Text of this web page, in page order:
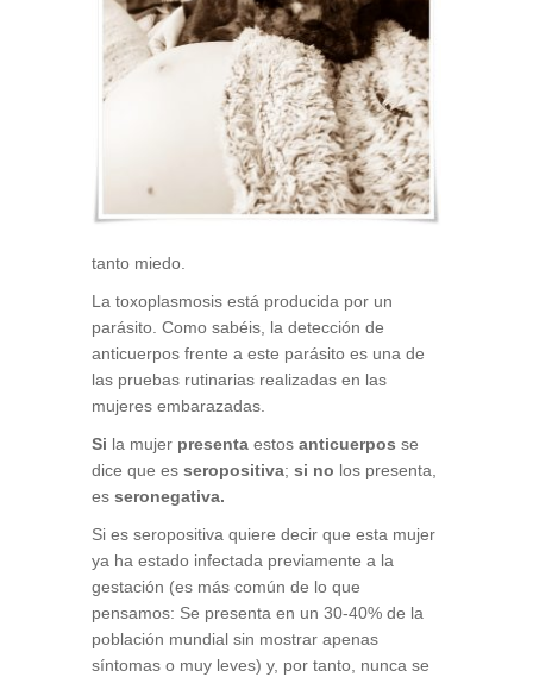
tanto miedo.
La toxoplasmosis está producida por un
parásito. Como sabéis, la detección de
anticuerpos frente a este parásito es una de
las pruebas rutinarias realizadas en las
mujeres embarazadas.
Si la mujer presentaestos anticuerpos se
dice que es seropositiva; si no los presenta,
es seronegativa.
Si es seropositiva quiere decir que esta mujer
ya ha estado infectada previamente a la
gestación (es más común de lo que
pensamos: Se presenta en un 30-40% de la
población mundial sin mostrar apenas
síntomas o muy leves) y, por tanto, nunca se